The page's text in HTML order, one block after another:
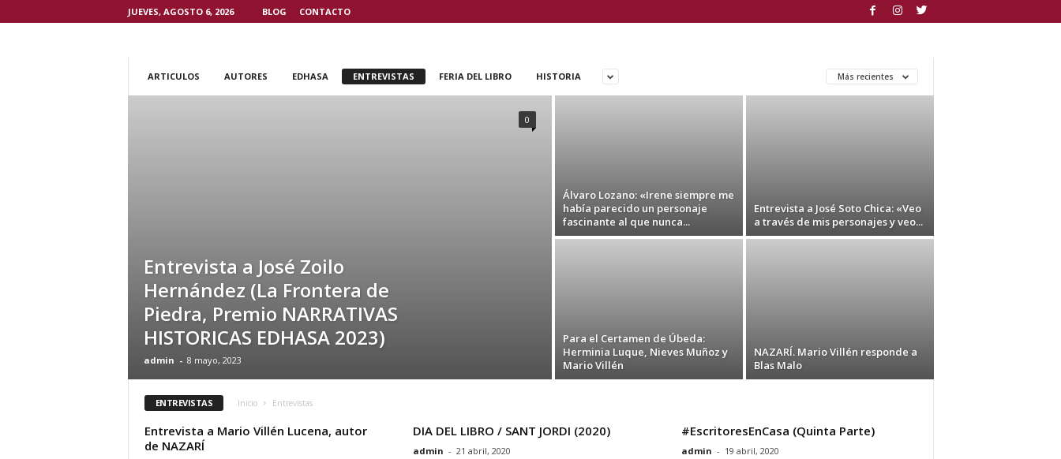
JUEVES, AGOSTO 6, 2026 BLOG CONTACTO
ARTICULOS AUTORES EDHASA ENTREVISTAS FERIA DEL LIBRO HISTORIA Más recientes
Entrevista a José Zoilo
Hernández (La Frontera de
Piedra, Premio NARRATIVAS
HISTORICAS EDHASA 2023)
admin - 8 mayo, 2023
0
Álvaro Lozano: «Irene siempre me
había parecido un personaje
fascinante al que nunca...
Entrevista a José Soto Chica: «Veo
a través de mis personajes y veo...
Para el Certamen de Úbeda:
Herminia Luque, Nieves Muñoz y
Mario Villén
NAZARÍ. Mario Villén responde a
Blas Malo
ENTREVISTAS Inicio Entrevistas
Entrevista a Mario Villén Lucena, autor
de NAZARÍ
DIA DEL LIBRO / SANT JORDI (2020)
admin - 21 abril, 2020
#EscritoresEnCasa (Quinta Parte)
admin - 19 abril, 2020